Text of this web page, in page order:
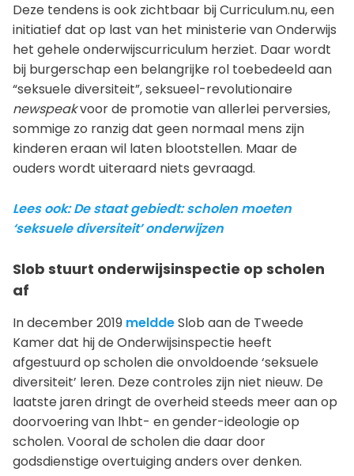
Deze tendens is ook zichtbaar bij Curriculum.nu, een
initiatief dat op last van het ministerie van Onderwijs
het gehele onderwijscurriculum herziet. Daar wordt
bij burgerschap een belangrijke rol toebedeeld aan
“seksuele diversiteit”, seksueel-revolutionaire
newspeakvoor de promotie van allerlei perversies,
sommige zo ranzig dat geen normaal mens zijn
kinderen eraan wil laten blootstellen. Maar de
ouders wordt uiteraard niets gevraagd.
Lees ook: De staat gebiedt: scholen moeten
‘seksuele diversiteit’ onderwijzen
Slob stuurt onderwijsinspectie op scholen
af
In december 2019 melddeSlob aan de Tweede
Kamer dat hij de Onderwijsinspectie heeft
afgestuurd op scholen die onvoldoende ‘seksuele
diversiteit’ leren. Deze controles zijn niet nieuw. De
laatste jaren dringt de overheid steeds meer aan op
doorvoering van lhbt- en gender-ideologie op
scholen. Vooral de scholen die daar door
godsdienstige overtuiging anders over denken.